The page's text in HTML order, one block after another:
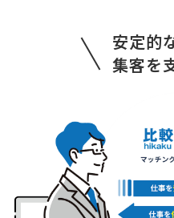
安定的
集客を
EMの見積もり
製造会社 > 縫製工
ックはウエストベルト付きで、
す。色は黒、グレー、暗めの青
します。サイズはH50×W30程
繊維・縫製製